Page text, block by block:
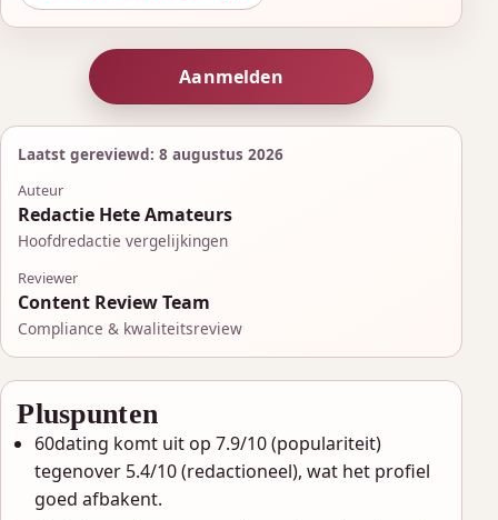
Aanmelden
Laatst gereviewd: 8 augustus 2026
Auteur
Redactie Hete Amateurs
Hoofdredactie vergelijkingen
Reviewer
Content Review Team
Compliance & kwaliteitsreview
Pluspunten
60dating komt uit op 7.9/10 (populariteit)
tegenover 5.4/10 (redactioneel), wat het profiel
goed afbakent.